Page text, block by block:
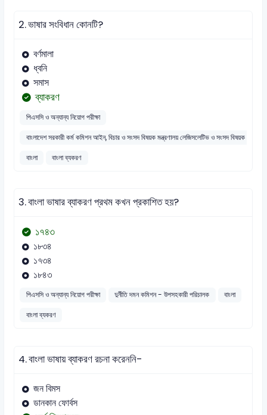
2.ভাষার সংবিধান কোনটি?
বর্ণমালা
ধ্বনি
সমাস
ব্যাকরণ
পিএসসি ও অন্যান্য নিয়োগ পরীক্ষা
বাংলাদেশ সরকারী কর্ম কমিশন আইন, বিচার ও সংসদ বিষয়ক মন্ত্রণালয় লেজিসলেটিভ ও সংসদ বিষয়ক
বাংলা
বাংলা ব্যকরণ
3.বাংলা ভাষার ব্যাকরণ প্রথম কখন প্রকাশিত হয়?
১৭৪৩
১৮৩৪
১৭৩৪
১৮৪৩
পিএসসি ও অন্যান্য নিয়োগ পরীক্ষা দুর্নীতি দমন কমিশন - উপসহকারী পরিচালক
বাংলা
বাংলা ব্যকরণ
4.বাংলা ভাষায় ব্যাকরণ রচনা করেননি-
জন বিমস
ডানকান ফোর্বস